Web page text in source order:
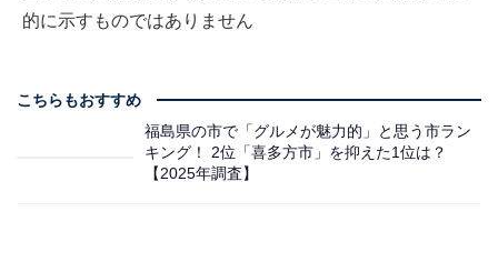
的に示すものではありません
こちらもおすすめ
福島県の市で「グルメが魅力的」と思う市ラン
キング！ 2位「喜多方市」を抑えた1位は？
【2025年調査】